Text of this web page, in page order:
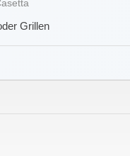
Grillen